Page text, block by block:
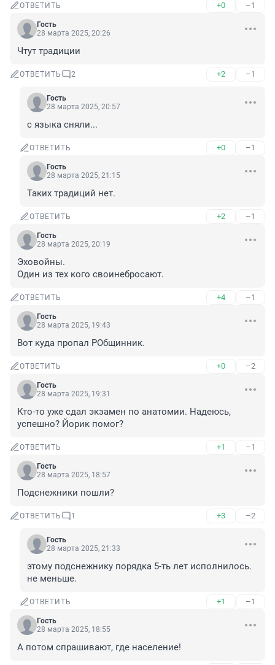
ОТВЕТИТЬ +0 –1
Гость
28 марта 2025, 20:26
Чтут традиции
ОТВЕТИТЬ 2 +2 –1
Гость
28 марта 2025, 20:57
с языка сняли...
ОТВЕТИТЬ +0 –1
Гость
28 марта 2025, 21:15
Таких традиций нет.
ОТВЕТИТЬ +2 –1
Гость
28 марта 2025, 20:19
Эховойны.
Один из тех кого своинебросают.
ОТВЕТИТЬ +4 –1
Гость
28 марта 2025, 19:43
Вот куда пропал РОбщинник.
ОТВЕТИТЬ +0 –2
Гость
28 марта 2025, 19:31
Кто-то уже сдал экзамен по анатомии. Надеюсь,
успешно? Йорик помог?
ОТВЕТИТЬ +1 –1
Гость
28 марта 2025, 18:57
Подснежники пошли?
ОТВЕТИТЬ 1 +3 –2
Гость
28 марта 2025, 21:33
этому подснежнику порядка 5-ть лет исполнилось.
не меньше.
ОТВЕТИТЬ +1 –1
Гость
28 марта 2025, 18:55
А потом спрашивают, где население!